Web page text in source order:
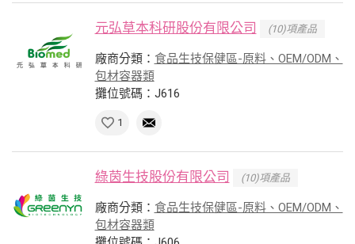
元弘草本科研股份有限公司 (10)項產品
廠商分類： 食品生技保健區-原料、OEM/ODM、
包材容器類
攤位號碼：J616
1
綠茵生技股份有限公司 (10)項產品
廠商分類： 食品生技保健區-原料、OEM/ODM、
包材容器類